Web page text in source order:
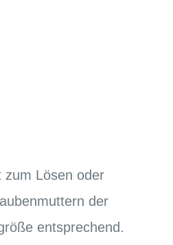
zum Lösen oder
der
entsprechend.